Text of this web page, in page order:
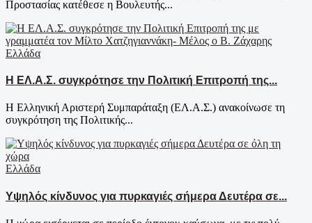
Προστασίας κατέθεσε η Βουλευτής...
Ελλάδα
Η ΕΛ.Α.Σ. συγκρότησε την Πολιτική Επιτροπή της...
Η Ελληνική Αριστερή Συμπαράταξη (ΕΛ.Α.Σ.) ανακοίνωσε τη
συγκρότηση της Πολιτικής...
Ελλάδα
Υψηλός κίνδυνος για πυρκαγιές σήμερα Δευτέρα σε...